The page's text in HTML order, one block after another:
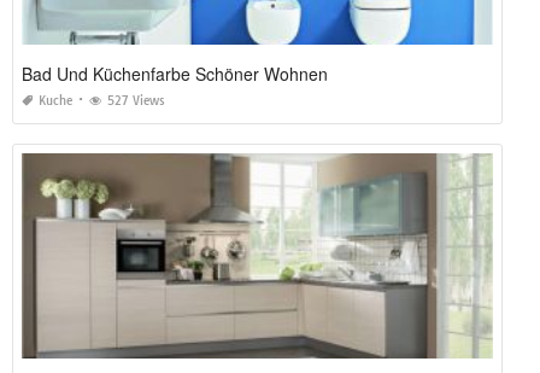
Bad Und Küchenfarbe Schöner Wohnen
Kuche 527 Views